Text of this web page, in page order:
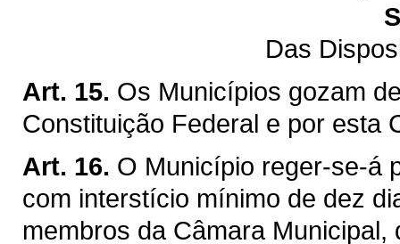
Das
Art. 15. Os Municípios gozam
Constituição Federal e por esta
Art. 16. O Município reger-se-á
com interstício mínimo de dez
membros da Câmara